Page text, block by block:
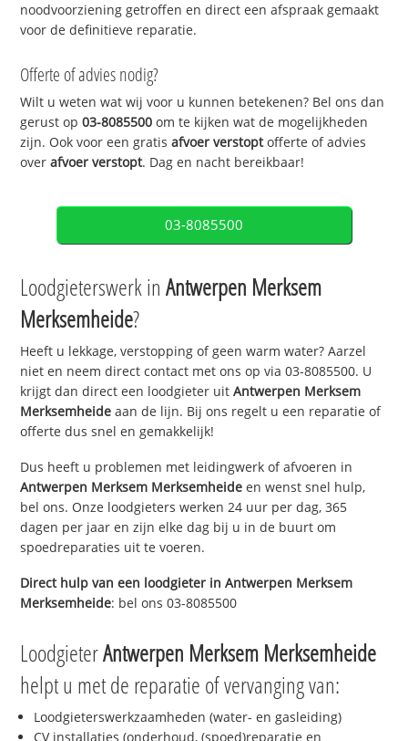
noodvoorziening getroffen en direct een afspraak gemaakt
voor de definitieve reparatie.
Offerte of advies nodig?
Wilt u weten wat wij voor u kunnen betekenen? Bel ons dan
gerust op03-8085500 om te kijken wat de mogelijkheden
zijn. Ook voor een gratisafvoer verstoptofferte of advies
overafvoer verstopt. Dag en nacht bereikbaar!
03-8085500
Loodgieterswerk inAntwerpen Merksem
Merksemheide?
Heeft u lekkage, verstopping of geen warm water? Aarzel
niet en neem direct contact met ons op via 03-8085500. U
krijgt dan direct een loodgieter uitAntwerpen Merksem
Merksemheide aan de lijn. Bij ons regelt u een reparatie of
offerte dus snel en gemakkelijk!
Dus heeft u problemen met leidingwerk of afvoeren in
Antwerpen Merksem Merksemheide en wenst snel hulp,
bel ons. Onze loodgieters werken 24 uur per dag, 365
dagen per jaar en zijn elke dag bij u in de buurt om
spoedreparaties uit te voeren.
Direct hulp van een loodgieter inAntwerpen Merksem
Merksemheide: bel ons 03-8085500
LoodgieterAntwerpen Merksem Merksemheide
helpt u met de reparatie of vervanging van:
Loodgieterswerkzaamheden (water- en gasleiding)
CV installaties (onderhoud, (spoed)reparatie en